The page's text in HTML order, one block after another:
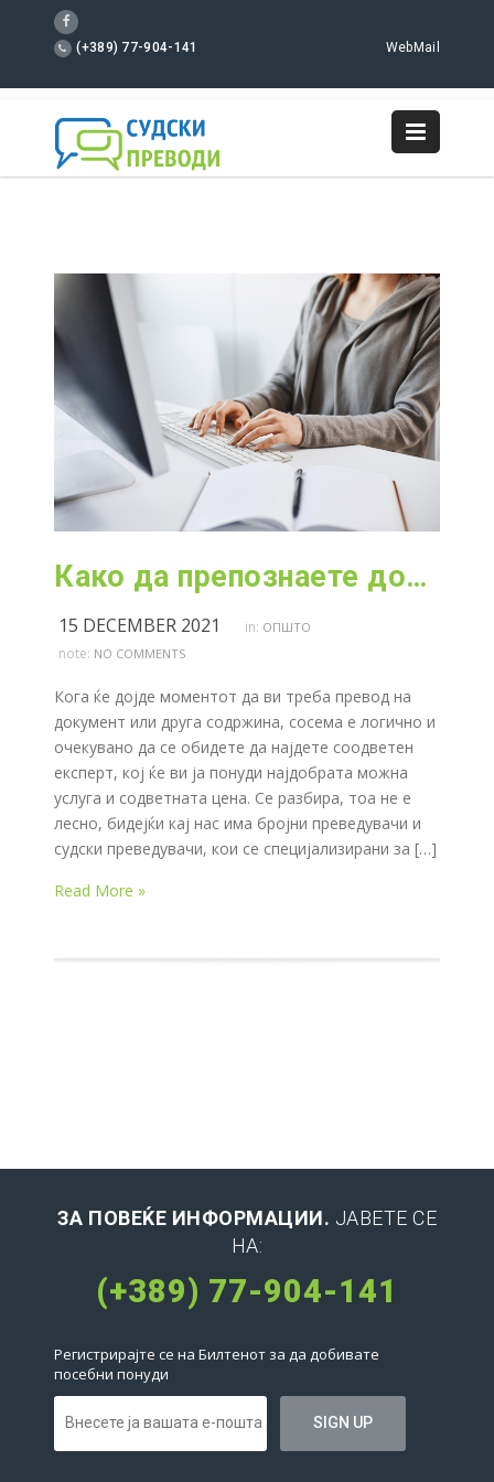
(+389) 77-904-141 WebMail
Како да препознаете добар преведувач?
15 DECEMBER 2021 in: ОПШТО
note: NO COMMENTS
Кога ќе дојде моментот да ви треба превод на
документ или друга содржина, сосема е логично и
очекувано да се обидете да најдете соодветен
експерт, кој ќе ви ја понуди најдобрата можна
услуга и содветната цена. Се разбира, тоа не е
лесно, бидејќи кај нас има бројни преведувачи и
судски преведувачи, кои се специјализирани за […]
Read More »
ЗА ПОВЕЌЕ ИНФОРМАЦИИ. ЈАВЕТЕ СЕ
НА:
(+389) 77-904-141
Регистрирајте се на Билтенот за да добивате
посебни понуди